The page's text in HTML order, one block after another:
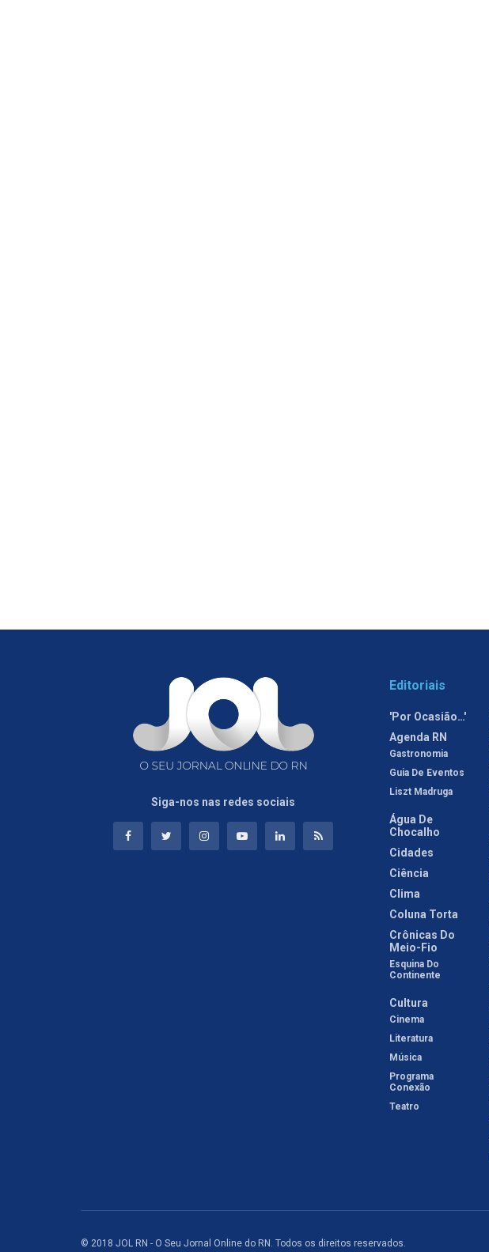
Siga-nos nas redes sociais
Editoriais
'Por Ocasião…'
Agenda RN
Gastronomia
Guia De Eventos
Liszt Madruga
Água De
Chocalho
Cidades
Ciência
Clima
Coluna Torta
Crônicas Do
Meio-Fio
Esquina Do
Continente
Cultura
Cinema
Literatura
Música
Programa
Conexão
Teatro
© 2018 JOL RN - O Seu Jornal Online do RN. Todos os direitos reservados.